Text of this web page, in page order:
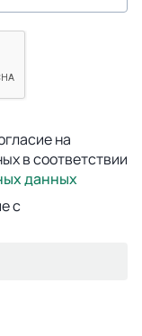
на
в соответствии
данных
с